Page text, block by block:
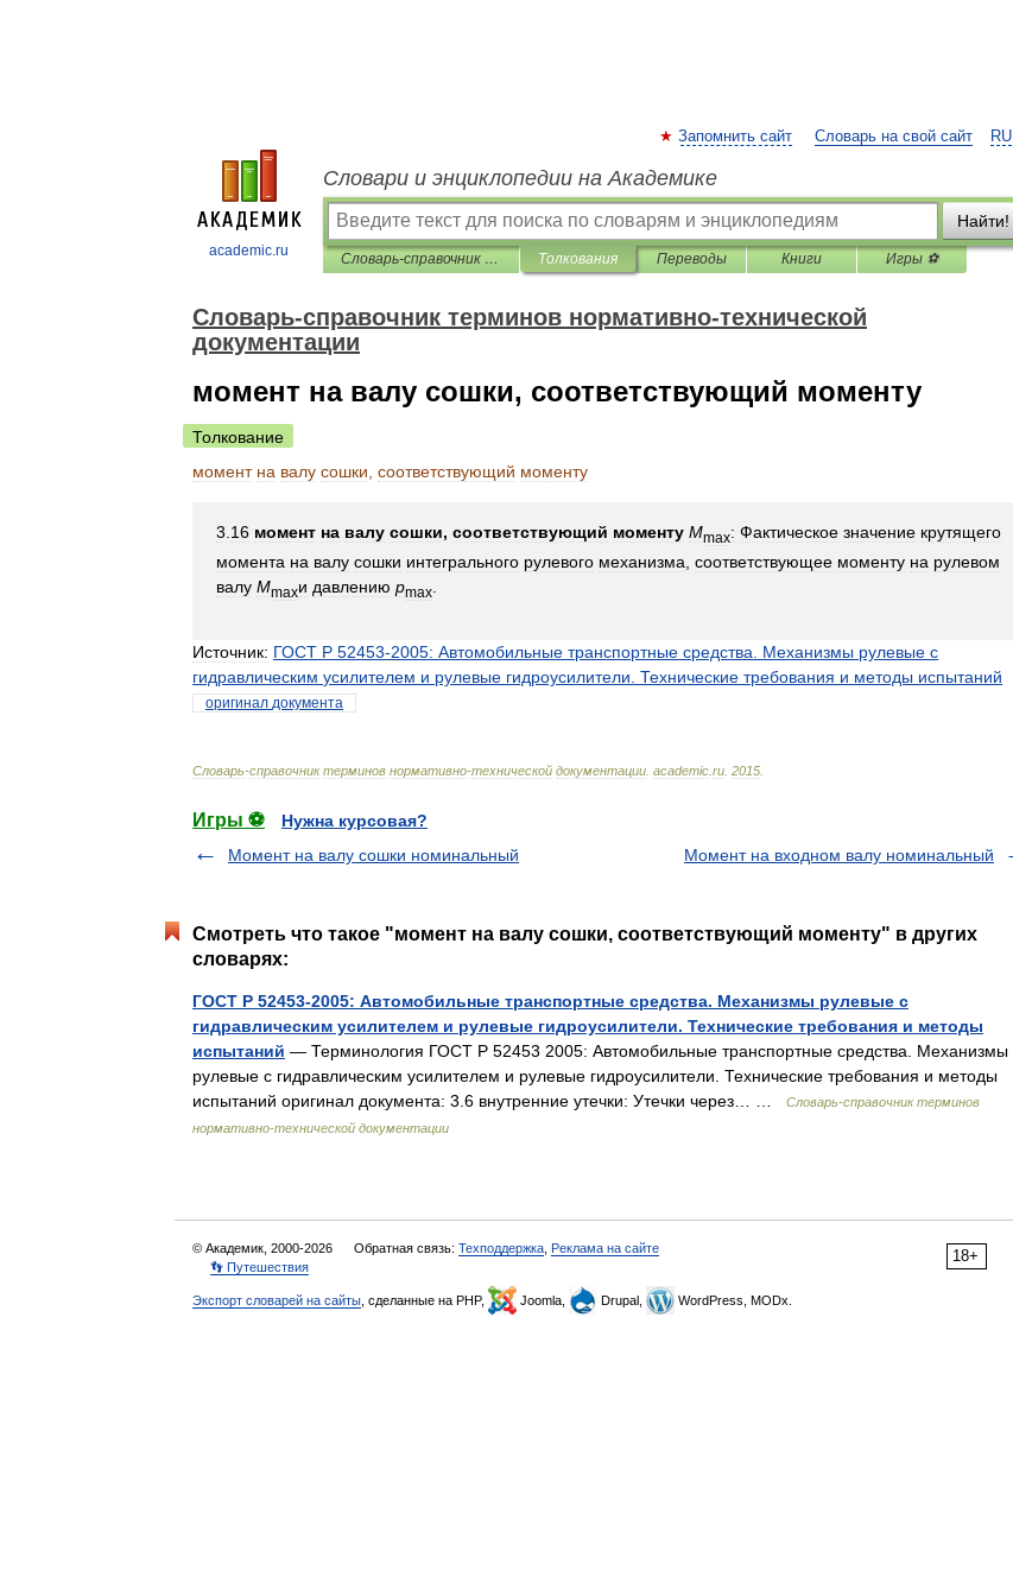
academic.ru
RU
Запомнить сайт Словарь на свой сайт
Словари и энциклопедии на Академике
Найти!
Словарь-справочник терминов нормативно-технической документации Толкования Переводы Книги Игры ⚽
Словарь-справочник терминов нормативно-технической
документации
момент на валу сошки, соответствующий моменту
Толкование
момент на валу сошки соответствующий моменту
3 16 момент на валу сошки, соответствующий моменту Мmax: Фактическое значение крутящего
момента на валу сошки интегрального рулевого механизма соответствующее моменту на рулевом
валу Мmaxи давлению рmax
Источник: ГОСТ Р 52453-2005: Автомобильные транспортные средства Механизмы рулевые с
гидравлическим усилителем и рулевые гидроусилители Технические требования и методы испытаний
оригинал документа
Словарь-справочник терминов нормативно-технической документации academic ru 2015
Игры ⚽
Нужна курсовая?
Момент на валу сошки номинальный
Момент на входном валу номинальный
Смотреть что такое "момент на валу сошки, соответствующий моменту" в других
словарях:
ГОСТ Р 52453-2005: Автомобильные транспортные средства. Механизмы рулевые с
гидравлическим усилителем и рулевые гидроусилители. Технические требования и методы
испытаний — Терминология ГОСТ Р 52453 2005: Автомобильные транспортные средства. Механизмы
рулевые с гидравлическим усилителем и рулевые гидроусилители. Технические требования и методы
испытаний оригинал документа: 3.6 внутренние утечки: Утечки через… …
Словарь-справочник терминов
нормативно-технической документации
18+
© Академик, 2000-2026 Обратная связь: Техподдержка Реклама на сайте
👣 Путешествия
Экспорт словарей на сайты , сделанные на PHP, Joomla, Drupal, WordPress, MODx.